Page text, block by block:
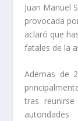
Juan Manuel
provocada
aclaró que
fatales de la
Ademas de
tras